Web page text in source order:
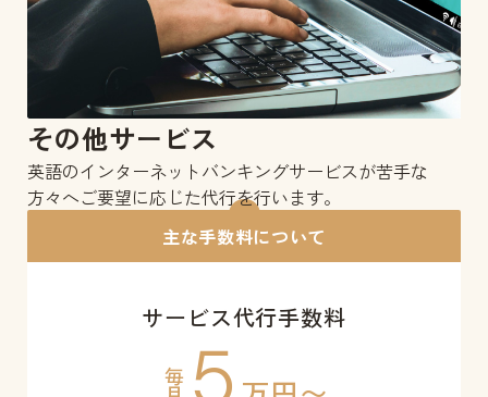
その他サービス
英語のインターネットバンキングサービスが苦手な
方々へご要望に応じた代行を行います。
主な手数料について
サービス代行手数料
毎月